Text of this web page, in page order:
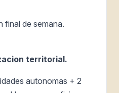
final de semana.
territorial.
autonomas + 2